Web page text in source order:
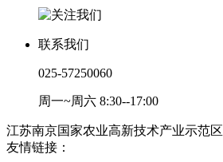
联系我们
025-57250060
周一~周六 8:30--17:00
江苏南京国家农业高新技术产业示范区
友情链接：